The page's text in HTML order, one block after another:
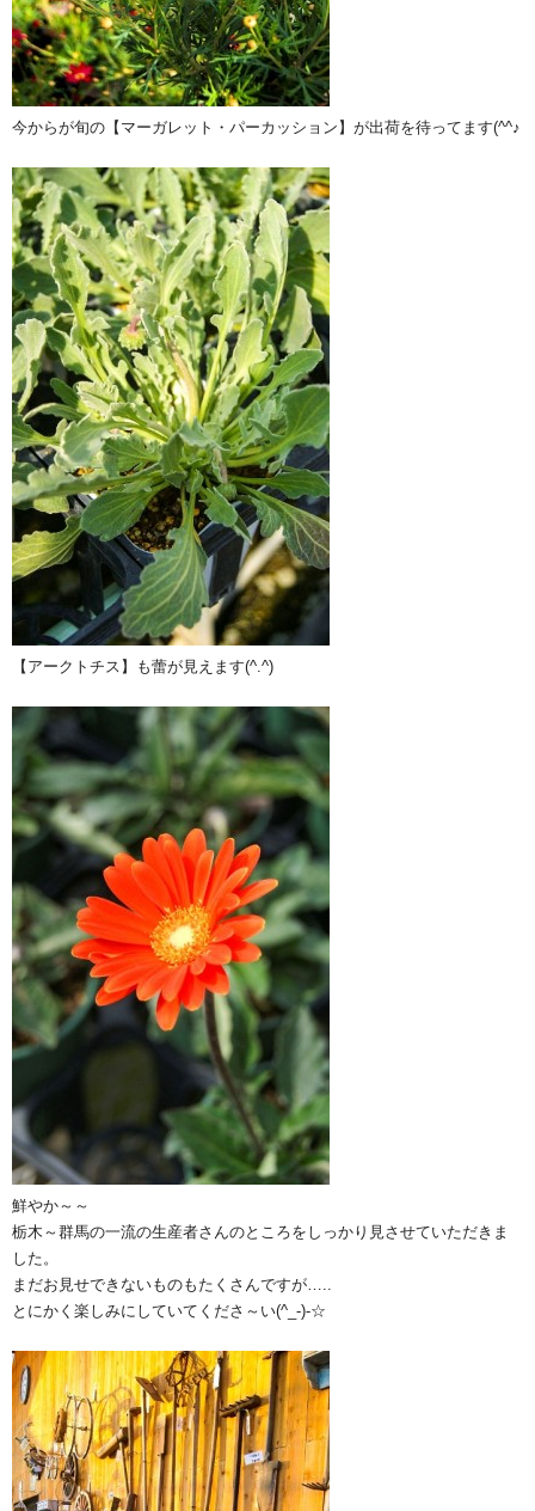
今からが旬の【マーガレット・パーカッション】が出荷を待ってます(^^♪
【アークトチス】も蕾が見えます(^.^)
鮮やか～～
栃木～群馬の一流の生産者さんのところをしっかり見させていただきま
した。
まだお見せできないものもたくさんですが…..
とにかく楽しみにしていてくださ～い(^_-)-☆